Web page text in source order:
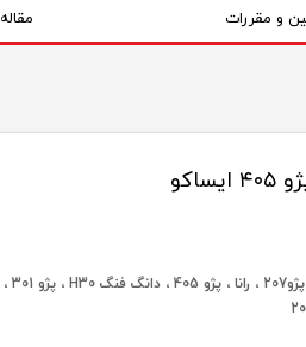
و مقررات مقاله
تغییر گذر واژه